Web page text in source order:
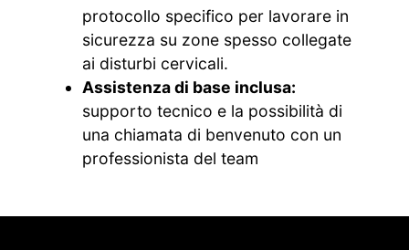
protocollo specifico per lavorare in
sicurezza su zone spesso collegate
ai disturbi cervicali.
Assistenza di base inclusa:
supporto tecnico e la possibilità di
una chiamata di benvenuto con un
professionista del team